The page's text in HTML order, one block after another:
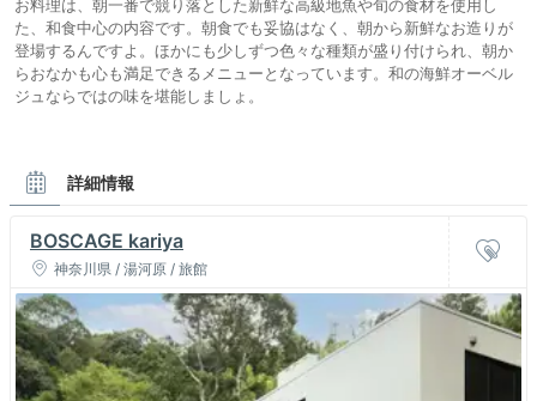
お料理は、朝一番で競り落とした新鮮な高級地魚や旬の食材を使用し
た、和食中心の内容です。朝食でも妥協はなく、朝から新鮮なお造りが
登場するんですよ。ほかにも少しずつ色々な種類が盛り付けられ、朝か
らおなかも心も満足できるメニューとなっています。和の海鮮オーベル
ジュならではの味を堪能しましょ。
詳細情報
BOSCAGE kariya
神奈川県 / 湯河原 / 旅館